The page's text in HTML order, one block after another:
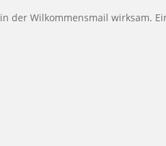
der Wilkommensmail wirksam.